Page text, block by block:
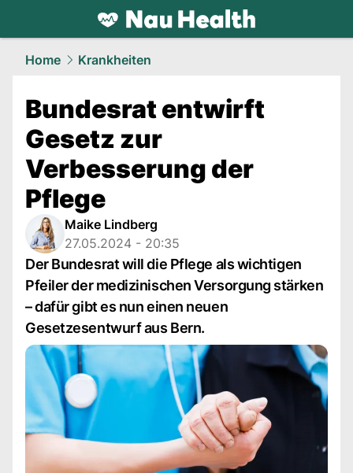
health.NAU.ch
Home Krankheiten
Bundesrat entwirft
Gesetz zur
Verbesserung der
Pflege
Maike Lindberg
27.05.2024 - 20:35
Der Bundesrat will die Pflege als wichtigen
Pfeiler der medizinischen Versorgung stärken
– dafür gibt es nun einen neuen
Gesetzesentwurf aus Bern.